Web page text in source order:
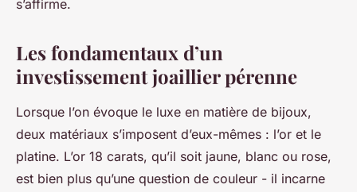
s’affirme.
Les fondamentaux d’un
investissement joaillier pérenne
Lorsque l’on évoque le luxe en matière de bijoux,
deux matériaux s’imposent d’eux-mêmes : l’or et le
platine. L’or 18 carats, qu’il soit jaune, blanc ou rose,
est bien plus qu’une question de couleur - il incarne